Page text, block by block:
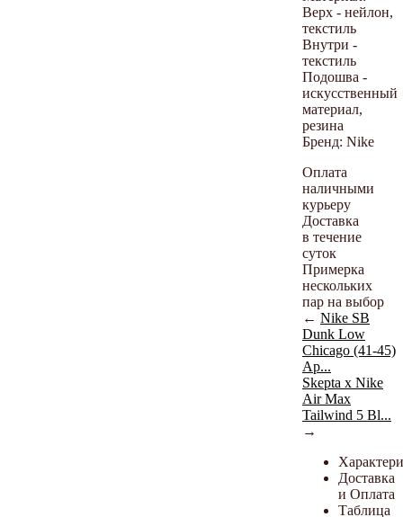
Верх - нейлон,
текстиль
Внутри -
текстиль
Подошва -
искусственный
материал,
резина
Бренд: Nike
Оплата
наличными
курьеру
Доставка
в течение
суток
Примерка
нескольких
пар на выбор
← Nike SB
Dunk Low
Chicago (41-45)
Ар...
Skepta x Nike
Air Max
Tailwind 5 Bl...
→
Доставка
и Оплата
Таблица